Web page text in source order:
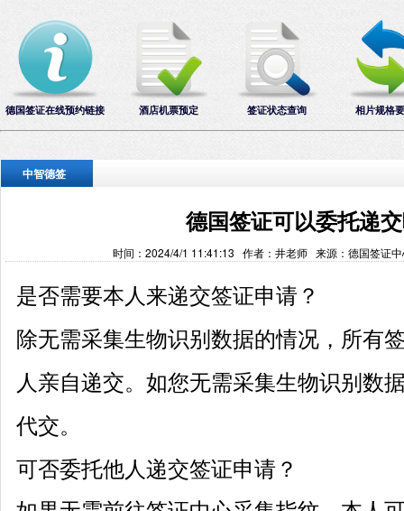
德国签证在线预约链接 酒店机票预定 签证状态查询 相片规格
中智德签
德国签证可以委托递
时间：2024/4/1 11:41:13 作者：井老师 来源：德国签证
是否需要本人来递交签证申请？
除无需采集生物识别数据的情况，所有
人亲自递交。如您无需采集生物识别数
代交。
可否委托他人递交签证申请？